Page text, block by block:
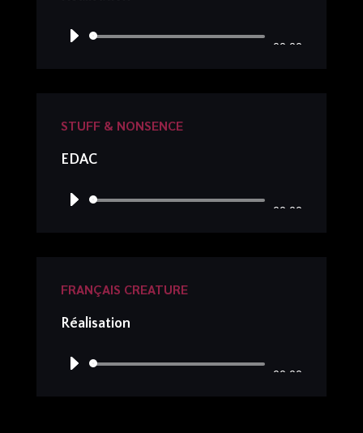
Lecteur
00:00
STUFF & NONSENCE
EDAC
Lecteur
00:00
FRANÇAIS CREATURE
Réalisation
Lecteur
00:00